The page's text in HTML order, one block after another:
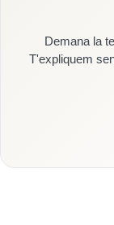
Demana la
T'expliquem